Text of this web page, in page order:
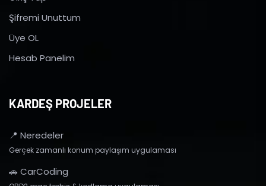
Şifremi Unuttum
Üye OL
Hesab Panelim
KARDEŞ PROJELER
📍 Neredeler
Gerçek zamanlı konum paylaşım uygulaması
🚗 CarCoding